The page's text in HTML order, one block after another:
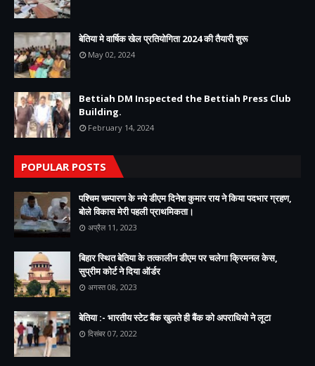
बेतिया मे वार्षिक खेल प्रतियोगिता 2024 की तैयारी शुरू
May 02, 2024
Bettiah DM Inspected the Bettiah Press Club
Building.
February 14, 2024
POPULAR POSTS
पश्चिम चम्पारण के नये डीएम दिनेश कुमार राय ने किया पदभार ग्रहण,
बोले विकास मेरी पहली प्राथमिकता।
अप्रैल 11, 2023
बिहार स्थित बेतिया के तत्कालीन डीएम पर चलेगा क्रिमनल केस,
सुप्रीम कोर्ट ने दिया ऑर्डर
अगस्त 08, 2023
बेतिया :- भारतीय स्टेट बैंक खुलते ही बैंक को अपराधियो ने लूटा
दिसंबर 07, 2022